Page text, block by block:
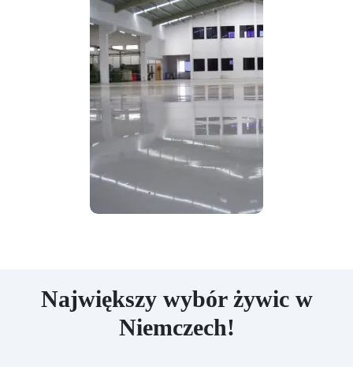
Największy wybór żywic w
Niemczech!